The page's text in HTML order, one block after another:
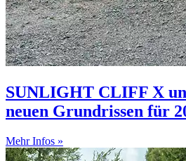
SUNLIGHT CLIFF X
neuen Grundrissen für
Mehr Infos »